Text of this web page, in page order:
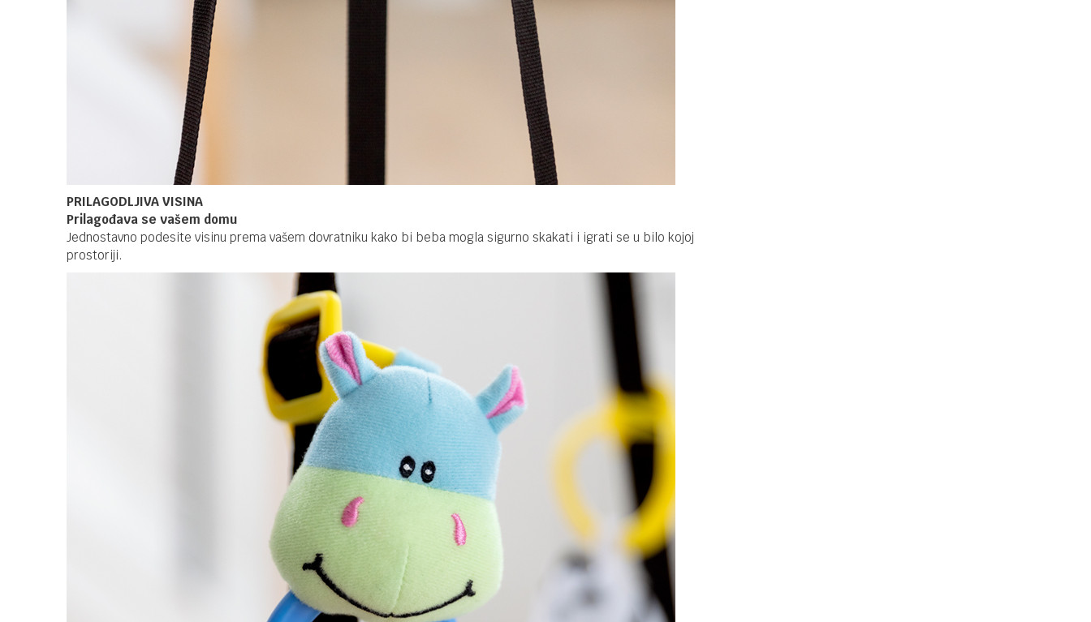
PRILAGODLJIVA VISINA
Prilagođava se vašem domu
Jednostavno podesite visinu prema vašem dovratniku kako bi beba mogla sigurno skakati i igrati se u bilo kojoj
prostoriji.